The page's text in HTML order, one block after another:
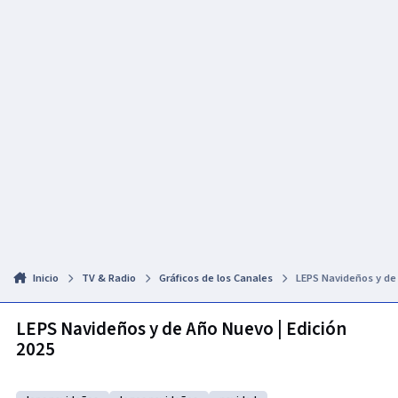
Inicio TV & Radio Gráficos de los Canales LEPS Navideños y
LEPS Navideños y de Año Nuevo | Edición
2025